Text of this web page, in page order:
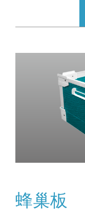
蜂巢板